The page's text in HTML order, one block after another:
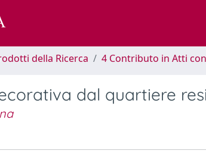
della Ricerca 4 Contributo in Atti
dal quartiere